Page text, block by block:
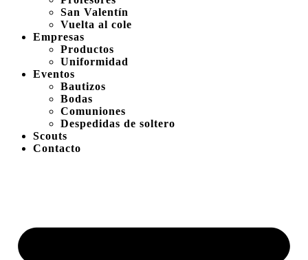
San Valentín
Vuelta al cole
Empresas
Productos
Uniformidad
Eventos
Bautizos
Bodas
Comuniones
Despedidas de soltero
Scouts
Contacto